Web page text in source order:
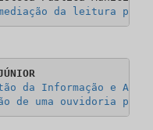
da leitura para
da Informação e
de uma ouvidoria